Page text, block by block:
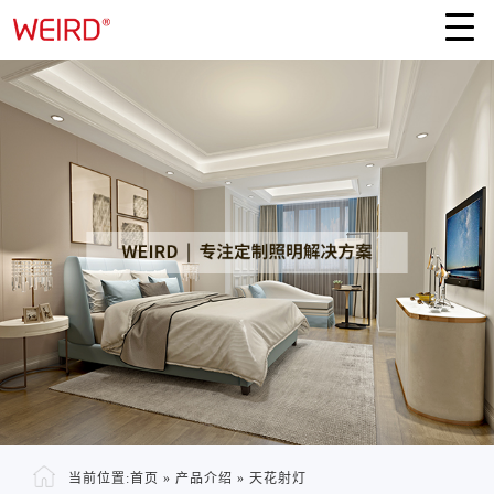
当前位置:首页 » 产品介绍 » 天花射灯